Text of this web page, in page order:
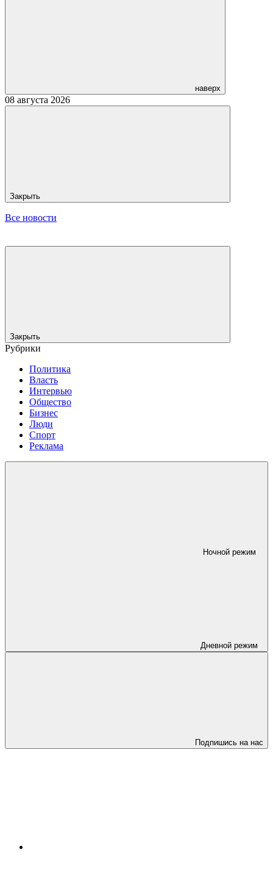
наверх
08 августа 2026
Закрыть
Все новости
Закрыть
Рубрики
Политика
Власть
Интервью
Общество
Бизнес
Люди
Спорт
Реклама
Ночной режим
Дневной режим
Подпишись на нас